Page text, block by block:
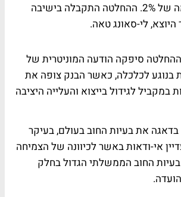
שיעור הריבית ברמה של 2%. ההחלטה התקבלה בישיבה
לי-סאונג טאה.
סיפקה הודעה המוניטרית של
בנוגע לכלכלה, כאשר הבנק צופה את
לגידול בייצוא והעלייה היציבה
בדאגה את בעיות החוב בעולם, בעיקר
אי-ודאות באשר לכיוונה של הצמיחה
החוב הממשלתי הגדול בחלק